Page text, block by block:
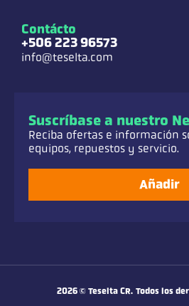
Contácto
+506 223 96573
info@teselta.com
Suscríbase a nuestro
Reciba ofertas e información
equipos, repuestos y servicio.
Añadir
2026 © Teselta CR. Todos los